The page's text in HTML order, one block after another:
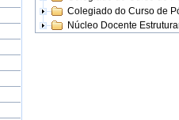
Colegiado do Curso de
Núcleo Docente